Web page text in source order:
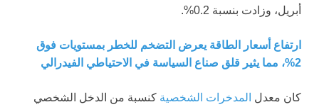
أبريل، وزادت بنسبة 0.2%.
ارتفاع أسعار الطاقة يعرض التضخم للخطر بمستويات فوق
2%، مما يثير قلق صناع السياسة في الاحتياطي الفيدرالي
كان معدل المدخرات الشخصية كنسبة من الدخل الشخصي